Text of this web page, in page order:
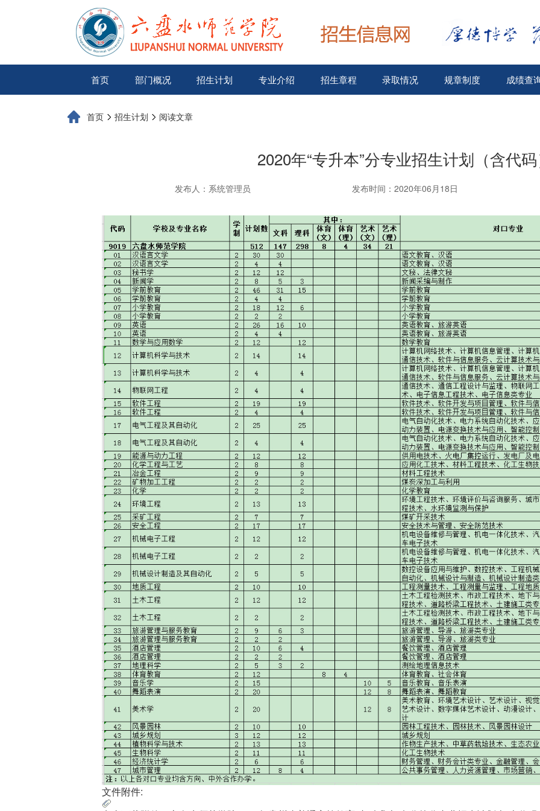
首页 部门概况 招生计划 专业介绍 招生章程 录取情况 规章制度 成绩查
首页 招生计划 阅读文章
2020年“专升本”分专业招生计划（含代
发布人：系统管理员 发布时间：2020年06月18日
文件附件: